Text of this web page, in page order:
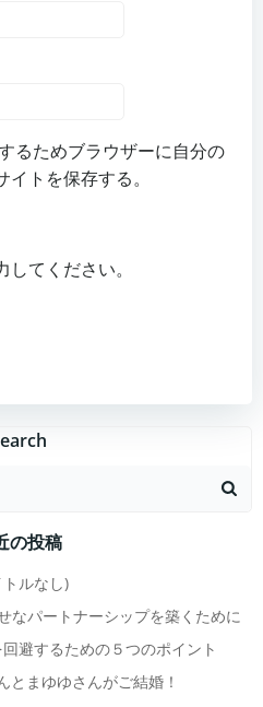
るためブラウザーに自分の
トを保存する。
てください。
の投稿
ルなし)
なパートナーシップを築くために
避するための５つのポイント
とまゆゆさんがご結婚！